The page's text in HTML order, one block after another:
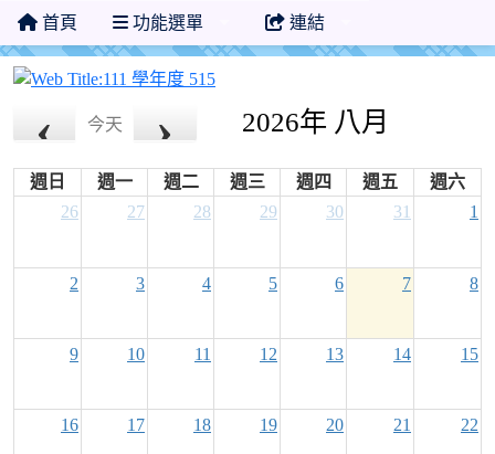
首頁 功能選單 連結
111 學年度 515
今天 2026年 八月
週日 週一 週二 週三 週四 週五
週六
26
27 28 29 30 31 1
2 3 4 5 6 7 8
9 10 11 12 13 14 15
16 17 18 19 20 21 22